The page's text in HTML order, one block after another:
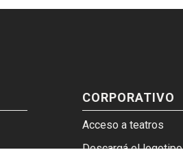
CORPORATIVO
Acceso a teatros